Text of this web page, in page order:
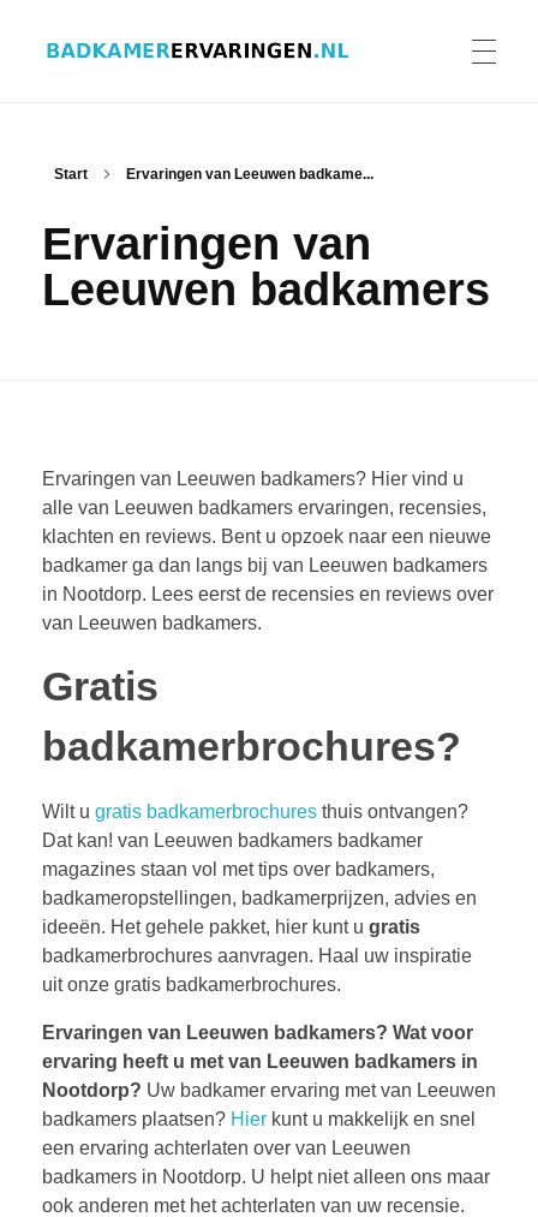
ERVARINGEN BADKAMERS
CONTACT
Start Ervaringen van Leeuwen badkame...
Ervaringen van
Leeuwen badkamers
Ervaringen van Leeuwen badkamers? Hier vind u
alle van Leeuwen badkamers ervaringen, recensies,
klachten en reviews. Bent u opzoek naar een nieuwe
badkamer ga dan langs bij van Leeuwen badkamers
in Nootdorp. Lees eerst de recensies en reviews over
van Leeuwen badkamers.
Gratis
badkamerbrochures?
Wilt u gratis badkamerbrochures thuis ontvangen?
Dat kan! van Leeuwen badkamers badkamer
magazines staan vol met tips over badkamers,
badkameropstellingen, badkamerprijzen, advies en
ideeën. Het gehele pakket, hier kunt u gratis
badkamerbrochures aanvragen. Haal uw inspiratie
uit onze gratis badkamerbrochures.
Ervaringen van Leeuwen badkamers? Wat voor
ervaring heeft u met van Leeuwen badkamers in
Nootdorp? Uw badkamer ervaring met van Leeuwen
badkamers plaatsen? Hier kunt u makkelijk en snel
een ervaring achterlaten over van Leeuwen
badkamers in Nootdorp. U helpt niet alleen ons maar
ook anderen met het achterlaten van uw recensie.